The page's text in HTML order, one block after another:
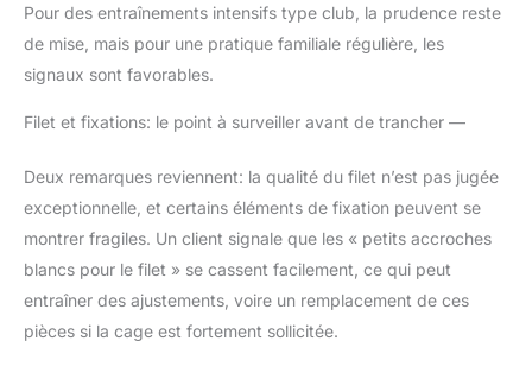
fermement le cadre du
but, assez pour résister
Pour des entraînements intensifs type club, la prudence reste
de mise, mais pour une pratique familiale régulière, les
signaux sont favorables.
Filet et fixations: le point à surveiller avant de trancher —
Deux remarques reviennent: la qualité du filet n’est pas jugée
exceptionnelle, et certains éléments de fixation peuvent se
montrer fragiles. Un client signale que les « petits accroches
blancs pour le filet » se cassent facilement, ce qui peut
entraîner des ajustements, voire un remplacement de ces
pièces si la cage est fortement sollicitée.